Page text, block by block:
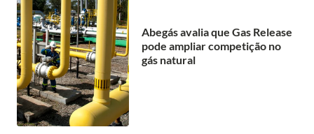
Abegás avalia que Gas Release
pode ampliar competição no
gás natural